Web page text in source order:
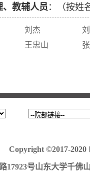
、教辅人员 ：（按姓
刘杰
王忠山
Copyright ©2017-2020
号山东大学千佛